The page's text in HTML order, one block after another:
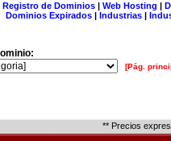
Registro de Dominios| Web Hosting |
Dominios Expirados | Industrias |
[Pág.
** Precios